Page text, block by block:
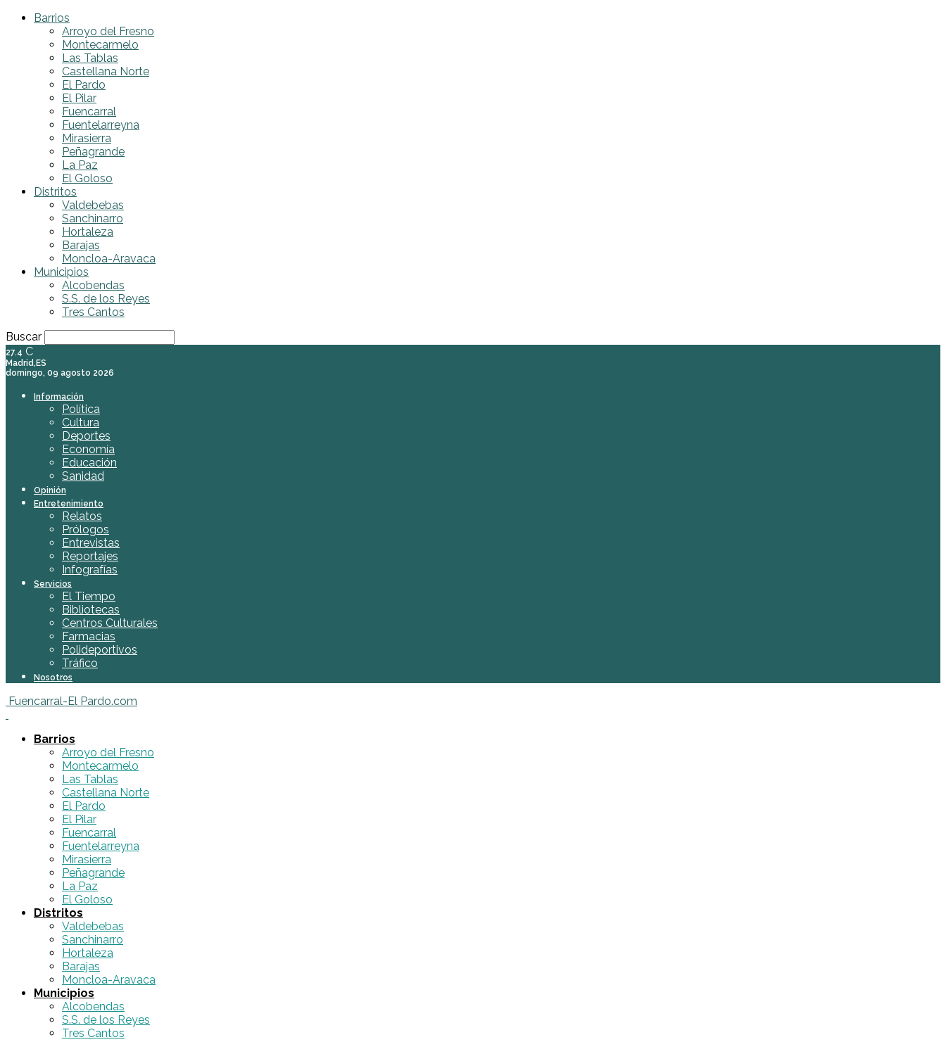
Barrios
Arroyo del Fresno
Montecarmelo
Las Tablas
Castellana Norte
El Pardo
El Pilar
Fuencarral
Fuentelarreyna
Mirasierra
Peñagrande
La Paz
El Goloso
Distritos
Valdebebas
Sanchinarro
Hortaleza
Barajas
Moncloa-Aravaca
Municipios
Alcobendas
S.S. de los Reyes
Tres Cantos
Buscar
27.4 C
Madrid,ES
domingo, 09 agosto 2026
Información
Política
Cultura
Deportes
Economía
Educación
Sanidad
Opinión
Entretenimiento
Relatos
Prólogos
Entrevistas
Reportajes
Infografías
Servicios
El Tiempo
Bibliotecas
Centros Culturales
Farmacias
Polideportivos
Tráfico
Nosotros
Fuencarral-El Pardo.com
Barrios
Arroyo del Fresno
Montecarmelo
Las Tablas
Castellana Norte
El Pardo
El Pilar
Fuencarral
Fuentelarreyna
Mirasierra
Peñagrande
La Paz
El Goloso
Distritos
Valdebebas
Sanchinarro
Hortaleza
Barajas
Moncloa-Aravaca
Municipios
Alcobendas
S.S. de los Reyes
Tres Cantos